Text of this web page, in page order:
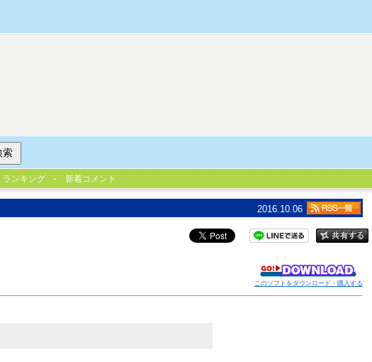
ランキング 新着コメント
2016.10.06
このソフトをダウンロード・購入する